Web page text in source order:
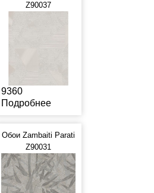
Z90037
9360
Подробнее
Обои Zambaiti Parati
Z90031